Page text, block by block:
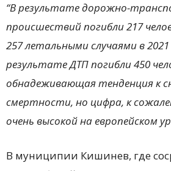
“В результате дорожно-
происшествий погибли 217
257 летальными случаями в 2021
результате ДТП погибли 450
обнадеживающая тенденция к
смертности, но цифра, к
очень высокой на европейском
В муниципии Кишинев, где